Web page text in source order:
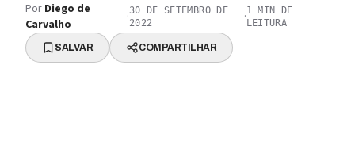
Por Diego de
Carvalho
·30 DE SETEMBRO DE
2022
·1 MIN DE
LEITURA
SALVAR COMPARTILHAR